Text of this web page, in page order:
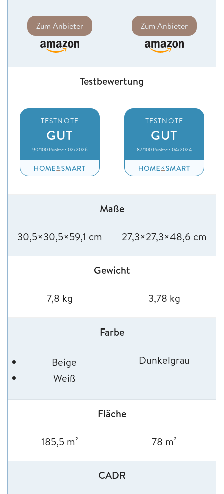
Zum Anbieter Zum Anbieter
Testbewertung
TESTNOTE
GUT
90/100 Punkte • 02/2026
TESTNOTE
GUT
87/100 Punkte • 04/2024
Maße
30,5×30,5×59,1 cm 27,3×27,3×48,6 cm
Gewicht
7,8 kg 3,78 kg
Farbe
Beige
Weiß
Dunkelgrau
Fläche
185,5 m² 78 m²
CADR